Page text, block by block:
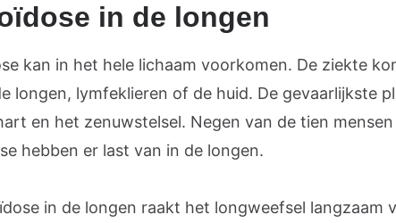
in de longen
kan in het hele lichaam voorkomen. De ziekte
longen, lymfeklieren of de huid. De gevaarlijkste
en het zenuwstelsel. Negen van de tien
hebben er last van in de longen.
in de longen raakt het longweefsel langzaam